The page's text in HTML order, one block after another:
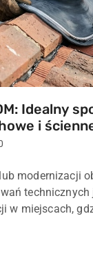
Idealny
i
modernizacji
technicznych
w miejscach,
dach lub ścianę